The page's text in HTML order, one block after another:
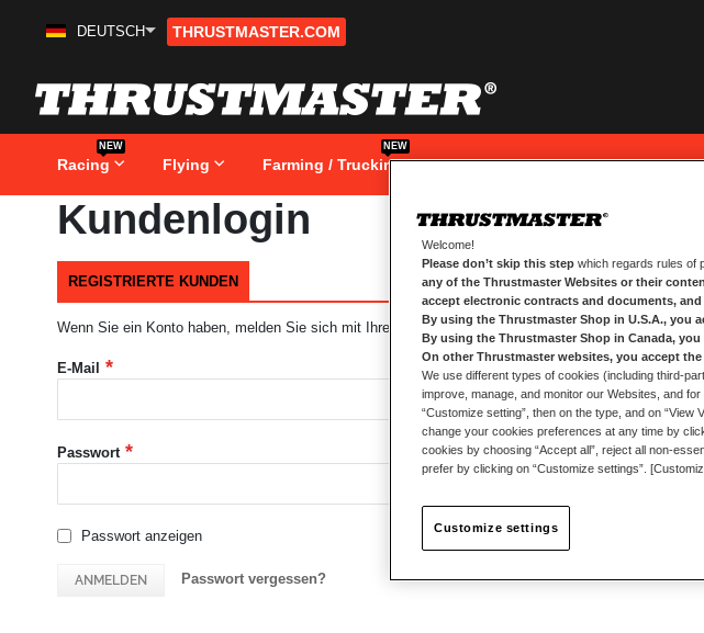
Zum
DEUTSCH THRUSTMASTER.COM
Racing
NEW
Flying Farming / Trucking
NEW
Gamepads Ersatzteile
Kundenlogin
REGISTRIERTE KUNDEN
Wenn Sie ein Konto haben, melden Sie sich mit Ihrer e-Mail-Adresse.
E-Mail
Passwort
Passwort anzeigen
ANMELDEN Passwort vergessen?
Welcome!
Please don’t skip this step which regards rules of
any of the Thrustmaster Websites or their
accept electronic contracts and documents,
By using the Thrustmaster Shop in U.S.A., you
By using the Thrustmaster Shop in Canada, you
On other Thrustmaster websites, you accept the
We use different types of cookies (including third-
improve, manage, and monitor our Websites, and
“Customize setting”, then on the type, and on “View
change your cookies preferences at any time by
cookies by choosing “Accept all”, reject all non-
prefer by clicking on “Customize settings”.
Customize settings